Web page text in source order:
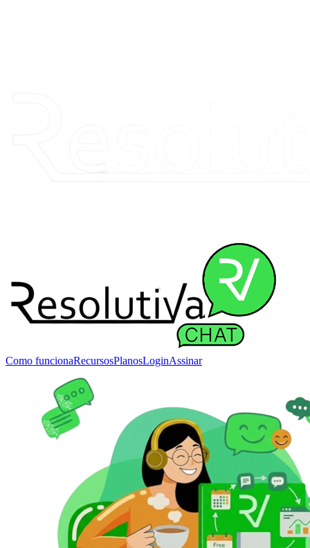
Como funcionaRecursosPlanosLoginAssinar